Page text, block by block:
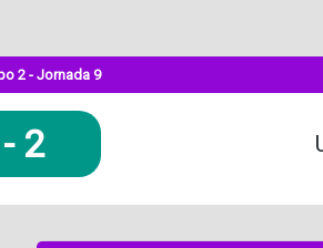
2 - Jornada 9
2